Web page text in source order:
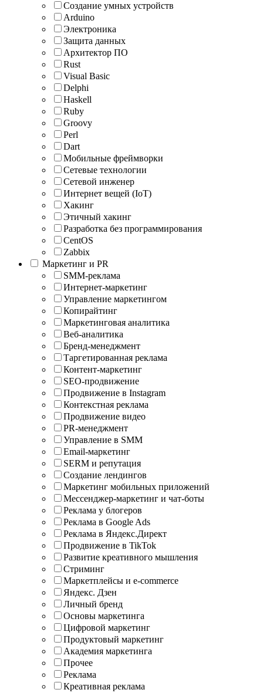
Создание умных устройств
Arduino
Электроника
Защита данных
Архитектор ПО
Rust
Visual Basic
Delphi
Haskell
Ruby
Groovy
Perl
Dart
Мобильные фреймворки
Сетевые технологии
Сетевой инженер
Интернет вещей (IoT)
Хакинг
Этичный хакинг
Разработка без программирования
CentOS
Zabbix
Маркетинг и PR
SMM-реклама
Интернет-маркетинг
Управление маркетингом
Копирайтинг
Маркетинговая аналитика
Веб-аналитика
Бренд-менеджмент
Таргетированная реклама
Контент-маркетинг
SEO-продвижение
Продвижение в Instagram
Контекстная реклама
Продвижение видео
PR-менеджмент
Управление в SMM
Email-маркетинг
SERM и репутация
Создание лендингов
Маркетинг мобильных приложений
Мессенджер-маркетинг и чат-боты
Реклама у блогеров
Реклама в Google Ads
Реклама в Яндекс.Директ
Продвижение в TikTok
Развитие креативного мышления
Стриминг
Маркетплейсы и e-commerce
Яндекс. Дзен
Личный бренд
Основы маркетинга
Цифровой маркетинг
Продуктовый маркетинг
Академия маркетинга
Прочее
Реклама
Креативная реклама